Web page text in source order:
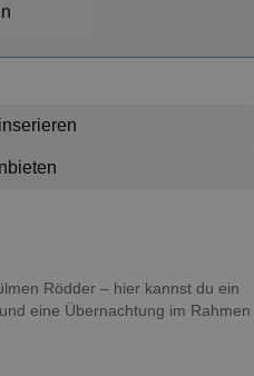
Rödder – hier kannst du ein
eine Übernachtung im Rahmen